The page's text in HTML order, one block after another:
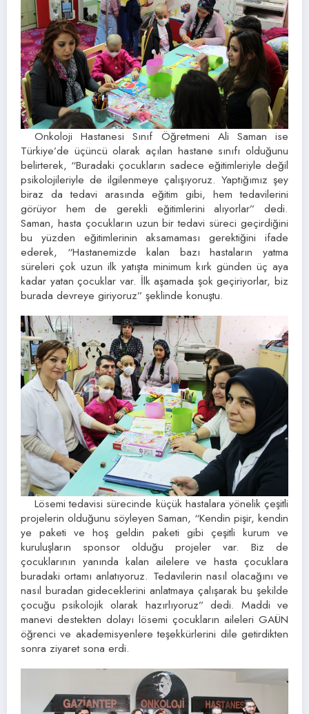
Onkoloji Hastanesi Sınıf Öğretmeni Ali Saman ise
Türkiye’de üçüncü olarak açılan hastane sınıfı olduğunu
belirterek, “Buradaki çocukların sadece eğitimleriyle değil
psikolojileriyle de ilgilenmeye çalışıyoruz. Yaptığımız şey
biraz da tedavi arasında eğitim gibi, hem tedavilerini
görüyor hem de gerekli eğitimlerini alıyorlar” dedi.
Saman, hasta çocukların uzun bir tedavi süreci geçirdiğini
bu yüzden eğitimlerinin aksamaması gerektiğini ifade
ederek, “Hastanemizde kalan bazı hastaların yatma
süreleri çok uzun ilk yatışta minimum kırk günden üç aya
kadar yatan çocuklar var. İlk aşamada şok geçiriyorlar, biz
burada devreye giriyoruz” şeklinde konuştu.
Lösemi tedavisi sürecinde küçük hastalara yönelik çeşitli
projelerin olduğunu söyleyen Saman, “Kendin pişir, kendin
ye paketi ve hoş geldin paketi gibi çeşitli kurum ve
kuruluşların sponsor olduğu projeler var. Biz de
çocuklarının yanında kalan ailelere ve hasta çocuklara
buradaki ortamı anlatıyoruz. Tedavilerin nasıl olacağını ve
nasıl buradan gideceklerini anlatmaya çalışarak bu şekilde
çocuğu psikolojik olarak hazırlıyoruz” dedi. Maddi ve
manevi destekten dolayı lösemi çocukların aileleri GAÜN
öğrenci ve akademisyenlere teşekkürlerini dile getirdikten
sonra ziyaret sona erdi.